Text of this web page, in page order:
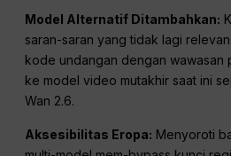
Model Alternatif Ditambahkan:
saran-saran yang tidak lagi
kode undangan dengan wawasan
ke model video mutakhir saat ini
Wan 2.6.
Aksesibilitas Eropa: Menyoroti